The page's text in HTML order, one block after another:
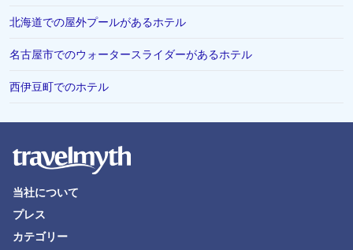
北海道での屋外プールがあるホテル
名古屋市でのウォータースライダーがあるホテル
西伊豆町でのホテル
当社について
プレス
カテゴリー